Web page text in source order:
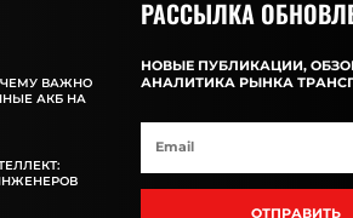
ВАЖНО
АКБ НА
РАССЫЛКА
НОВЫЕ ПУБЛИКАЦИИ,
АНАЛИТИКА РЫНКА
ОТПРАВИТЬ